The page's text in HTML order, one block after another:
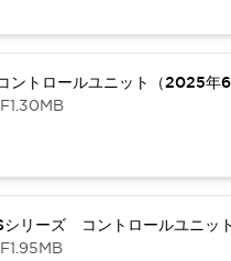
発揮する安全対策
クを抑える
高める方法
ッチ交換を瞬時に
安全リレーモジュールの選
た工数を削減する手段と
トロールユニット（2025年6
1.30MB
リーズ コントロールユニッ
1.95MB